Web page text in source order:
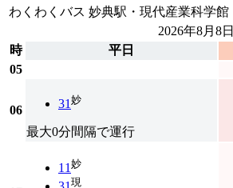
わくわくバス 妙典駅・現代産業科学
2026年8月8日
時
平日
05
06 31 妙
最大0分間隔で運行
11 妙
現